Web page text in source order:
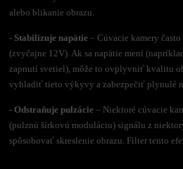
alebo blikanie obrazu.
- Stabilizuje napätie – Cúvacie kamery
(zvyčajne 12V). Ak sa napätie mení
zapnutí svetiel), môže to ovplyvniť kvalitu
vyhladiť tieto výkyvy a zabezpečiť plynulé
- Odstraňuje pulzácie – Niektoré cúvacie
(pulznú šírkovú moduláciu) signálu z
spôsobovať skreslenie obrazu. Filter tento